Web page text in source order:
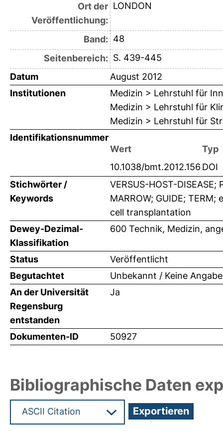
Ort der
Veröffentlichung:
LONDON
Band: 48
Seitenbereich: S. 439-445
Datum
August 2012
Institutionen
Medizin > Lehrstuhl für
Medizin > Lehrstuhl für
Medizin > Lehrstuhl für
Identifikationsnummer
Wert
Typ
10.1038/bmt.2012.156 DOI
Stichwörter /
Keywords
VERSUS-HOST-DISEASE;
MARROW; GUIDE;
cell transplantation
Dewey-Dezimal-
Klassifikation
600 Technik, Medizin,
Status
Veröffentlicht
Begutachtet
Unbekannt / Keine Angabe
An der Universität
Regensburg
entstanden
Ja
Dokumenten-ID 50927
Bibliographische Daten